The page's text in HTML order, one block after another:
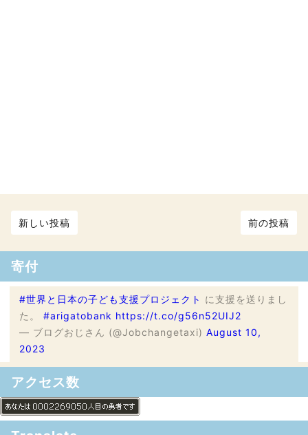
新しい投稿 前の投稿
寄付
#世界と日本の子ども支援プロジェクト に支援を送りまし
た。 #arigatobank https://t.co/g56n52UIJ2
— ブログおじさん (@Jobchangetaxi) August 10,
2023
アクセス数